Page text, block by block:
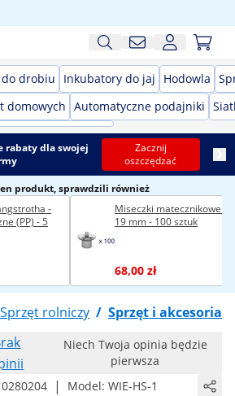
drobiu Inkubatory do jaj Hodowla
domowych Automatyczne podajniki
rabaty dla swojej
Zacznij
oszczędzać
produkt, sprawdzili również
-
(PP) - 5
Miseczki matecznikowe -
19 mm - 100 sztuk
68,00 zł
Sprzęt rolniczy / Sprzęt i akcesoria
Niech Twoja opinia będzie
pierwsza
| Model: WIE-HS-1